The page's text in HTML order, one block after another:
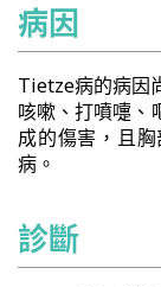
病因
Tietze病的病因
咳嗽、打噴嚏、
成的傷害，且
病。
診斷